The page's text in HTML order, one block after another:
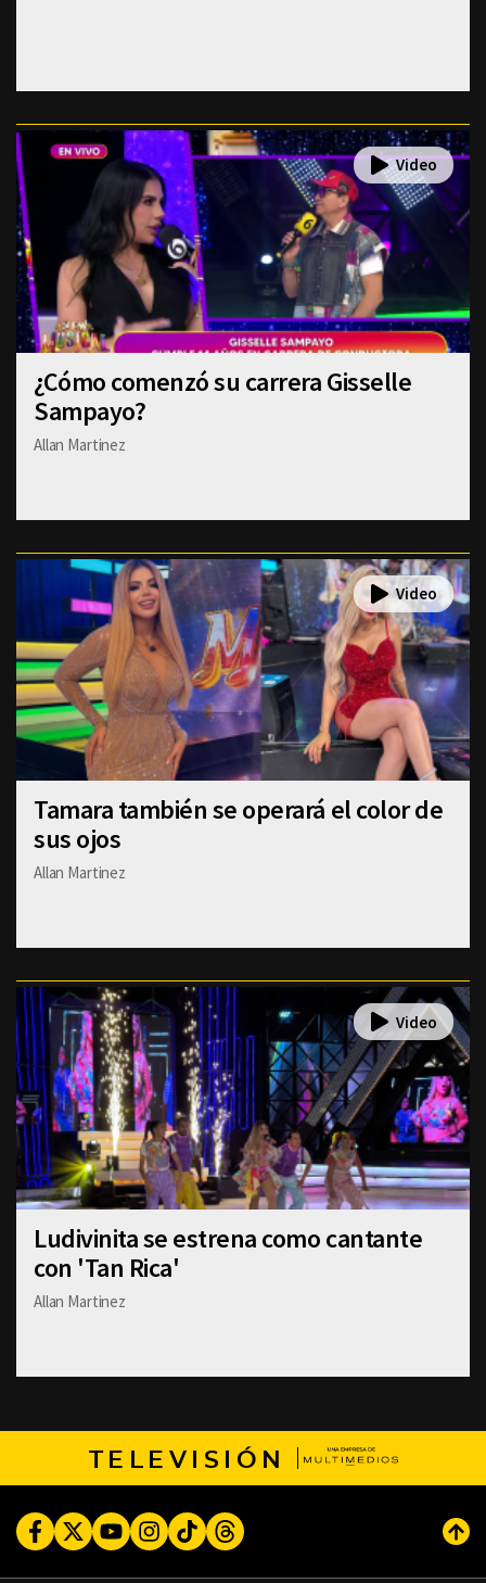
¿Cómo comenzó su carrera Gisselle
Sampayo?
Allan Martinez
Tamara también se operará el color de
sus ojos
Allan Martinez
Ludivinita se estrena como cantante
con 'Tan Rica'
Allan Martinez
TELEVISIÓN
FacebookTwitterYoutubeInstagram
TikTokThreads